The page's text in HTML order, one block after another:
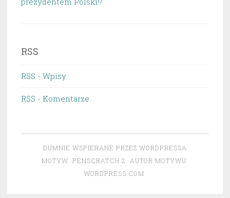
RSS
RSS - Wpisy
RSS - Komentarze
DUMNIE WSPIERANE PRZEZ WORDPRESSA
MOTYW: PENSCRATCH 2. AUTOR MOTYWU:
WORDPRESS.COM